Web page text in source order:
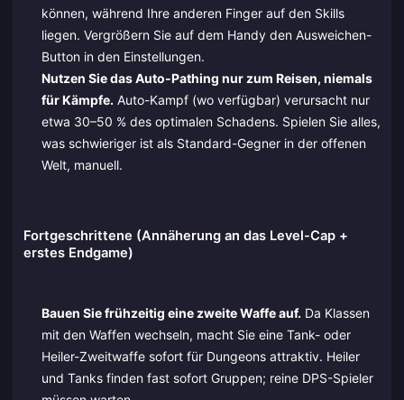
können, während Ihre anderen Finger auf den Skills
liegen. Vergrößern Sie auf dem Handy den Ausweichen-
Button in den Einstellungen.
Nutzen Sie das Auto-Pathing nur zum Reisen, niemals
für Kämpfe. Auto-Kampf (wo verfügbar) verursacht nur
etwa 30–50 % des optimalen Schadens. Spielen Sie alles,
was schwieriger ist als Standard-Gegner in der offenen
Welt, manuell.
Fortgeschrittene (Annäherung an das Level-Cap +
erstes Endgame)
Bauen Sie frühzeitig eine zweite Waffe auf. Da Klassen
mit den Waffen wechseln, macht Sie eine Tank- oder
Heiler-Zweitwaffe sofort für Dungeons attraktiv. Heiler
und Tanks finden fast sofort Gruppen; reine DPS-Spieler